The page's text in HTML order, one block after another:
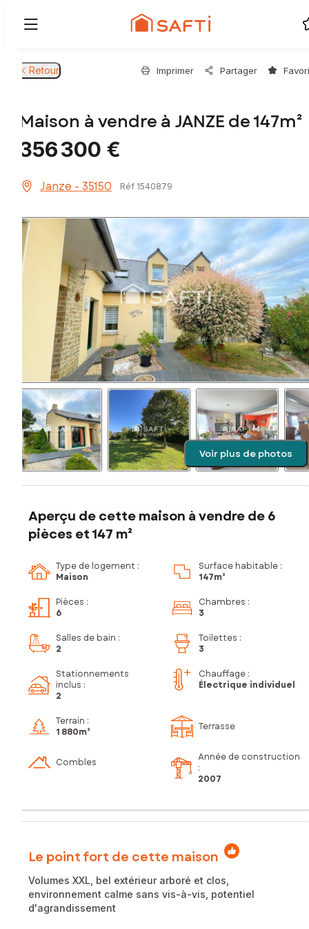
Retour Imprimer Partager
Maison à vendre à JANZE de 147m²
356 300 €
Janze - 35150 Réf 1540879
Voir plus de photos
Aperçu de cette maison à vendre de 6
pièces et 147 m²
Type de logement :
Maison
Surface habitable :
147m²
Pièces :
6
Chambres :
3
Salles de bain :
2
Toilettes :
3
Stationnements
inclus :
2
Chauffage :
Électrique individuel
Terrain :
1 880m²
Terrasse
Combles
Année de construction
:
2007
Le point fort de cette maison
Volumes XXL, bel extérieur arboré et clos,
environnement calme sans vis-à-vis, potentiel
d'agrandissement